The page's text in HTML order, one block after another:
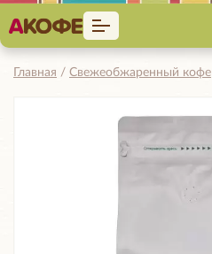
Главная Свежеобжаренный кофе